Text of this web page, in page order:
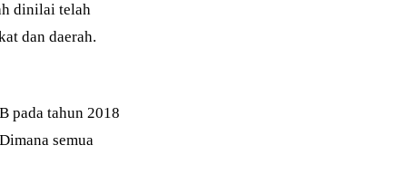
dinilai telah
dan daerah.
pada tahun 2018
semua